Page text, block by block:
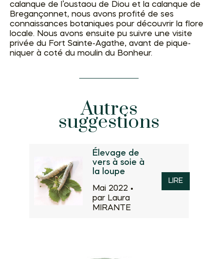
calanque de l’oustaou de Diou et la calanque de
Bregançonnet, nous avons profité de ses
connaissances botaniques pour découvrir la flore
locale. Nous avons ensuite pu suivre une visite
privée du Fort Sainte-Agathe, avant de pique-
niquer à coté du moulin du Bonheur.
Autres
suggestions
Élevage de
vers à soie à
la loupe
Mai 2022 •
par Laura
MIRANTE
LIRE